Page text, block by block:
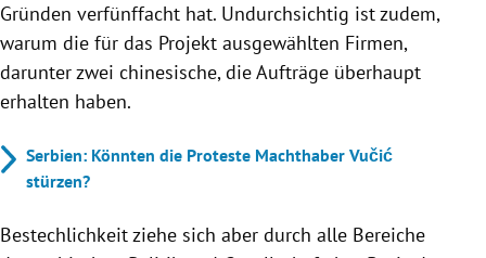
Gründen verfünffacht hat. Undurchsichtig ist zudem,
warum die für das Projekt ausgewählten Firmen,
darunter zwei chinesische, die Aufträge überhaupt
erhalten haben.
Serbien: Könnten die Proteste Machthaber Vučić
stürzen?
Bestechlichkeit ziehe sich aber durch alle Bereiche